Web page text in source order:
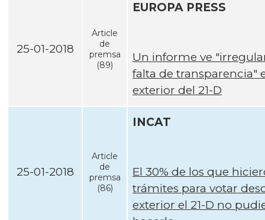
25-01-2018
Article
de
premsa
(89)
EUROPA PRESS
Un informe ve
falta de transparencia"
exterior del 21-D
25-01-2018
Article
de
premsa
(86)
INCAT
El 30% de los que
trámites para votar
exterior el 21-D no